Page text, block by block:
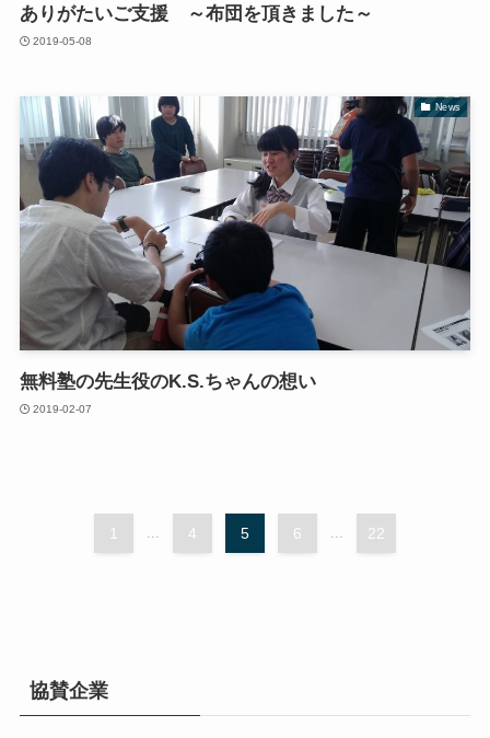
ありがたいご支援 ～布団を頂きました～
2019-05-08
News
無料塾の先生役のK.S.ちゃんの想い
2019-02-07
1 ... 4 5 6 ... 22
協賛企業